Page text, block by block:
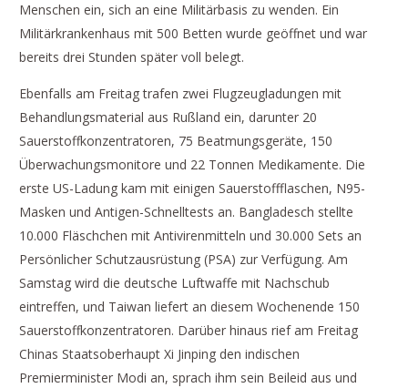
Menschen ein, sich an eine Militärbasis zu wenden. Ein
Militärkrankenhaus mit 500 Betten wurde geöffnet und war
bereits drei Stunden später voll belegt.
Ebenfalls am Freitag trafen zwei Flugzeugladungen mit
Behandlungsmaterial aus Rußland ein, darunter 20
Sauerstoffkonzentratoren, 75 Beatmungsgeräte, 150
Überwachungsmonitore und 22 Tonnen Medikamente. Die
erste US-Ladung kam mit einigen Sauerstoffflaschen, N95-
Masken und Antigen-Schnelltests an. Bangladesch stellte
10.000 Fläschchen mit Antivirenmitteln und 30.000 Sets an
Persönlicher Schutzausrüstung (PSA) zur Verfügung. Am
Samstag wird die deutsche Luftwaffe mit Nachschub
eintreffen, und Taiwan liefert an diesem Wochenende 150
Sauerstoffkonzentratoren. Darüber hinaus rief am Freitag
Chinas Staatsoberhaupt Xi Jinping den indischen
Premierminister Modi an, sprach ihm sein Beileid aus und